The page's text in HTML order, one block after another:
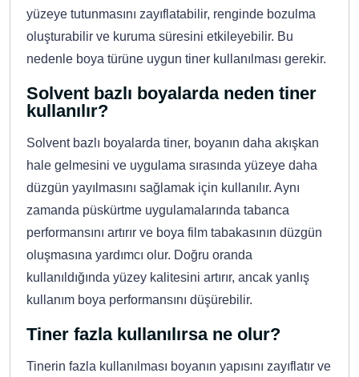
yüzeye tutunmasını zayıflatabilir, renginde bozulma
oluşturabilir ve kuruma süresini etkileyebilir. Bu
nedenle boya türüne uygun tiner kullanılması gerekir.
Solvent bazlı boyalarda neden tiner
kullanılır?
Solvent bazlı boyalarda tiner, boyanın daha akışkan
hale gelmesini ve uygulama sırasında yüzeye daha
düzgün yayılmasını sağlamak için kullanılır. Aynı
zamanda püskürtme uygulamalarında tabanca
performansını artırır ve boya film tabakasının düzgün
oluşmasına yardımcı olur. Doğru oranda
kullanıldığında yüzey kalitesini artırır, ancak yanlış
kullanım boya performansını düşürebilir.
Tiner fazla kullanılırsa ne olur?
Tinerin fazla kullanılması boyanın yapısını zayıflatır ve